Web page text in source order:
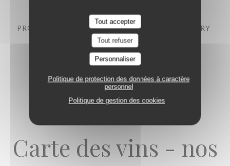
Tout accepter
Tout refuser
Personnaliser
Politique de protection des données à caractère
personnel
Politique de gestion des cookies
PROSECCO DOC FRATELLI COSMO - EXTRA DRY
70,00 EUR
Carte des vins - nos